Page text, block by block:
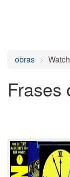
obras
Frases